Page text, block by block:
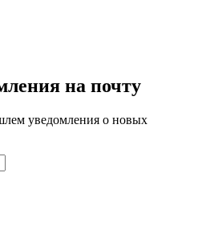
на почту
уведомления о новых